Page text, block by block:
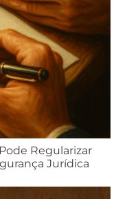
Regularizar
Jurídica